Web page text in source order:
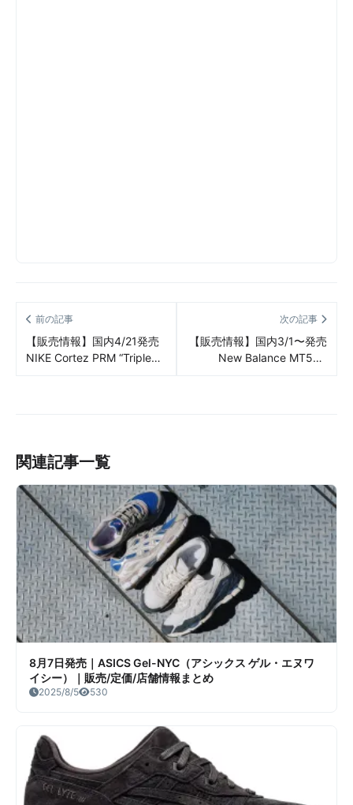
前の記事
【販売情報】国内4/21発売
NIKE Cortez PRM “Triple
次の記事
【販売情報】国内3/1〜発売
New Balance MT580
関連記事一覧
8月7日発売｜ASICS Gel-NYC（アシックス ゲル・エヌワ
イシー）｜販売/定価/店舗情報まとめ
2025/8/5 530